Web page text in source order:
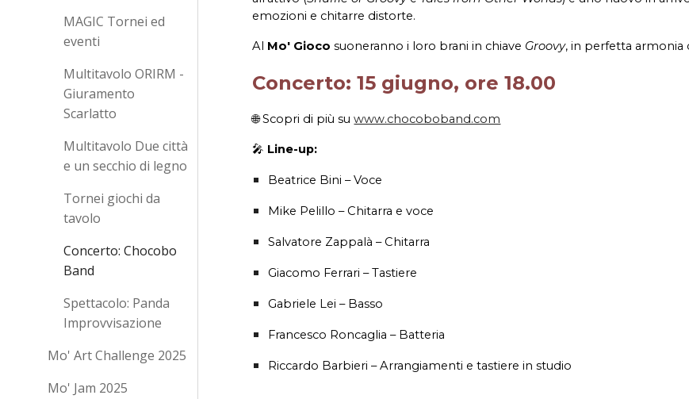
MAGIC Tornei ed
eventi
Multitavolo ORIRM -
Giuramento
Scarlatto
Multitavolo Due città
e un secchio di legno
Tornei giochi da
tavolo
Concerto: Chocobo
Band
Spettacolo: Panda
Improvvisazione
Mo' Art Challenge 2025
Mo' Jam 2025
emozioni e chitarre distorte.
Al Mo' Gioco suoneranno i loro brani in chiave Groovy, in perfetta armonia
Concerto: 15 giugno, ore 18.00
🌐 Scopri di più su www.chocoboband.com
🎤 Line-up:
Beatrice Bini – Voce
Mike Pelillo – Chitarra e voce
Salvatore Zappalà – Chitarra
Giacomo Ferrari – Tastiere
Gabriele Lei – Basso
Francesco Roncaglia – Batteria
Riccardo Barbieri – Arrangiamenti e tastiere in studio